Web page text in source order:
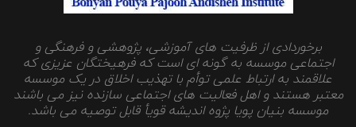
برخوردادی از ظرفیت های آموزشی، پژوهشی و فرهنگی و
اجتماعی موسسه به گونه ای است که فرهیختگان عزیزی که
علاقمند به ارتباط علمی توأم با تهذیب اخلاق در یک موسسه
معتبر هستند و اهل فعالیت های اجتماعی سازنده نیز می باشند
موسسه بنیان پویا پژوه اندیشه قویأ قابل توصیه می باشد.